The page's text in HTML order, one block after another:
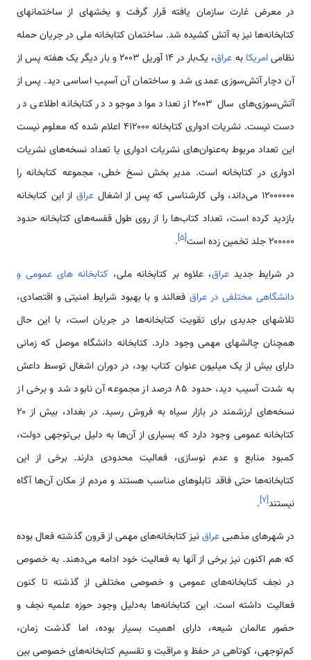
در معرض غارت سازمان یافته قرار گرفت و بخشهای از ساختمانهای
کتابخانه‌ها نیز به آتش کشیده شد. ساختمان کتابخانه ملی در جریان حمله
نظامیامریکا به عراق
، یک‌بار در ۱۴ آوریل ۲۰۰۳ و بار دیگر یک هفته پس از
آن دچار آتش‌سوزی عمدی شد و ساختمان آن آسیب اساسی دید. پس از
آتش‌سوزی‌های سال ۲۰۰۳ از تعداد مواد موجود در کتابخانه اطلاعی در
دست نیست. نشریات ادواری کتابخانه ۴۱۲۰۰۰ اعلام شده که معلوم نیست
این تعداد مربوط به‌عنوان‌های نشریات ادواری یا تعداد نسخه‌های نشریات
ادواری در کتابخانه است. مدیر بخش نسخ خطی، مجموعه کتابخانه را
۱۲۰۰۰۰۰۰ می‌داند، ولی کارشناسی که پس از اشغال
عراق از این کتابخانه
بازدید کرده است، تعداد کتاب‌ها را از روی طول قفسه‌های کتابخانه حدود
۲۰۰۰۰۰ جلد تخمین زده است
[۵]
.
در شرایط جدیدعراق، علاوه بر کتابخانه ملی، کتابخانه های عمومی و
دانشگاهی مختلفی در عراقفعالند و با بهبود شرایط امنیتی و اقتصادی،
تلاشهای جدیدی برای تقویت کتابخانه‌ها در جریان است، با این حال
همچنان چالشهای مهمی وجود دارد. کتابخانه دانشگاه موصل که زمانی
دارای بیش از یک میلیون عنوان کتاب بود، در دوران اشغال توسط داعش
به شدت آسیب دید، حدود ۸۵ درصد از مجموعه آن نابود شد و برخی از
نسخه‌های ارزشمند در بازار سیاه به فروش رسید. در بغداد، بیش از ۲۰
کتابخانه عمومی وجود دارد که بسیاری از آن‌ها به دلیل بی‌توجهی دولت،
کمبود منابع و عدم نوسازی، فعالیت محدودی دارند. برخی از این
کتابخانه‌ها حتی فاقد تابلوهای مناسب هستند و مردم از مکان آن‌ها آگاه
نیستند[۷]
.
در شهرهای مذهبیعراقنیز کتابخانه‌های مهمی از قرون گذشته فعال بوده
که هم اکنون نیز برخی از آنها به فعالیت خود ادامه می‌دهند. به خصوص
در نجف کتابخانه‌های عمومی و خصوصی مختلفی از گذشته تا کنون
فعالیت داشته است. این کتابخانه‌ها به‌دلیل وجود حوزه علمیه نجف و
حضور عالمان شیعه، دارای اهمیت بسیار بوده، اما گذشت زمان،
کم‌توجهی، کوتاهی در حفظ و مراقبت و تقسیم کتابخانه‌های خصوصی بین